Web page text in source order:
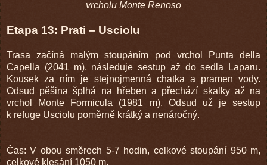
vrcholu Monte Renoso
Etapa 13: Prati – Usciolu
Trasa začíná malým stoupáním pod vrchol Punta della
Capella (2041 m), následuje sestup až do sedla Laparu.
Kousek za ním je stejnojmenná chatka a pramen vody.
Odsud pěšina šplhá na hřeben a přechází skalky až na
vrchol Monte Formicula (1981 m). Odsud už je sestup
k refuge Usciolu poměrně krátký a nenáročný.
Čas: V obou směrech 5-7 hodin, celkové stoupání 950 m,
celkové klesání 1050 m.